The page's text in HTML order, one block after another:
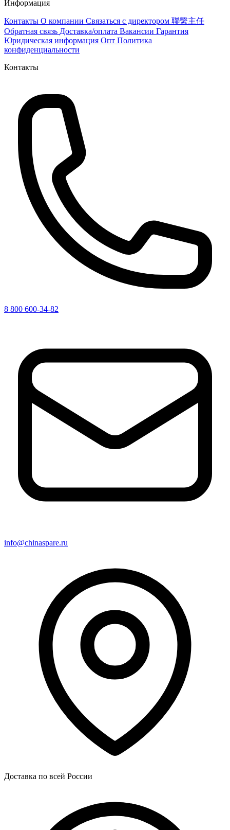
Информация
Контакты О компании Связаться с директором 聯繫主任
Обратная связь Доставка/оплата Вакансии Гарантия
Юридическая информация Опт Политика
конфиденциальности
Контакты
8 800 600-34-82
info@chinaspare.ru
Доставка по всей России